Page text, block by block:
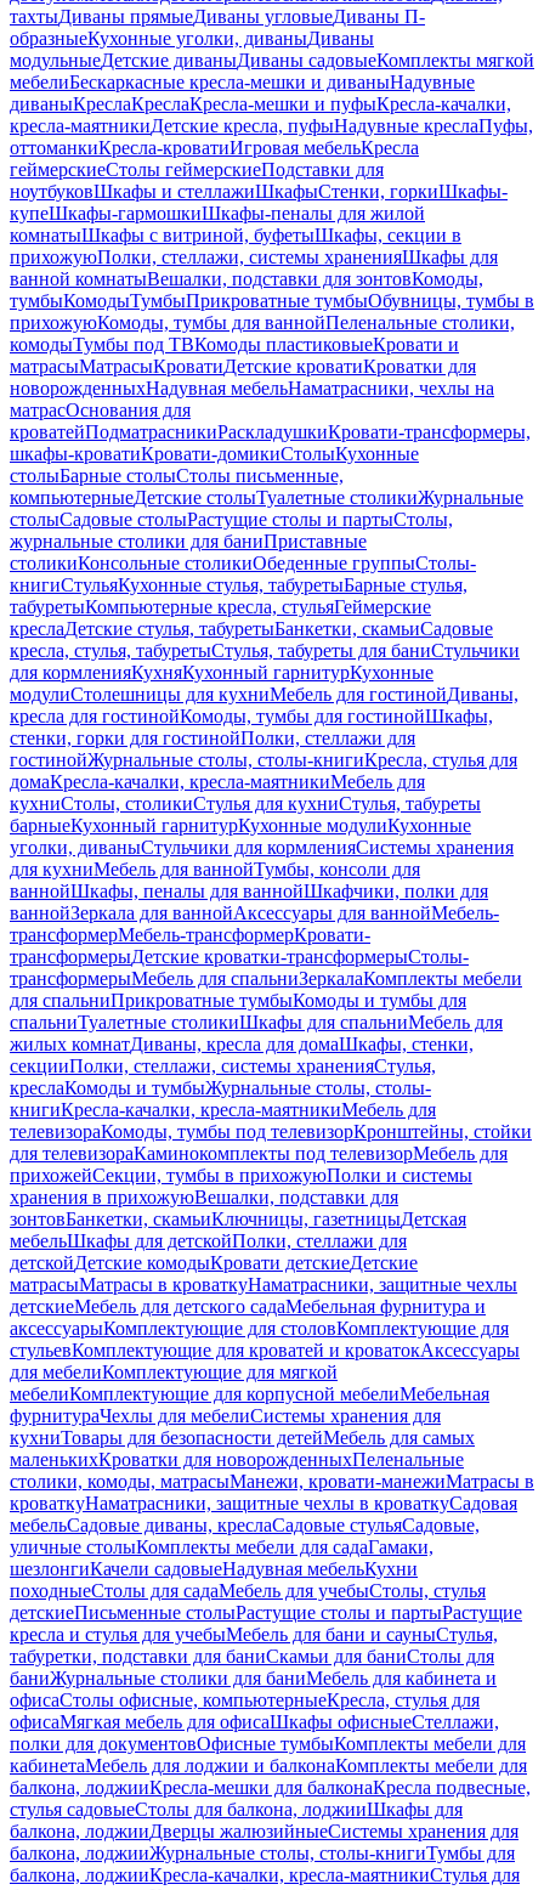
тахтыДиваны прямыеДиваны угловыеДиваны П-
образныеКухонные уголки, диваныДиваны
модульныеДетские диваныДиваны садовыеКомплекты мягкой
мебелиБескаркасные кресла-мешки и диваныНадувные
диваныКреслаКреслаКресла-мешки и пуфыКресла-качалки,
кресла-маятникиДетские кресла, пуфыНадувные креслаПуфы,
оттоманкиКресла-кроватиИгровая мебельКресла
геймерскиеСтолы геймерскиеПодставки для
ноутбуковШкафы и стеллажиШкафыСтенки, горкиШкафы-
купеШкафы-гармошкиШкафы-пеналы для жилой
комнатыШкафы с витриной, буфетыШкафы, секции в
прихожуюПолки, стеллажи, системы храненияШкафы для
ванной комнатыВешалки, подставки для зонтовКомоды,
тумбыКомодыТумбыПрикроватные тумбыОбувницы, тумбы в
прихожуюКомоды, тумбы для ваннойПеленальные столики,
комодыТумбы под ТВКомоды пластиковыеКровати и
матрасыМатрасыКроватиДетские кроватиКроватки для
новорожденныхНадувная мебельНаматрасники, чехлы на
матрасОснования для
кроватейПодматрасникиРаскладушкиКровати-трансформеры,
шкафы-кроватиКровати-домикиСтолыКухонные
столыБарные столыСтолы письменные,
компьютерныеДетские столыТуалетные столикиЖурнальные
столыСадовые столыРастущие столы и партыСтолы,
журнальные столики для баниПриставные
столикиКонсольные столикиОбеденные группыСтолы-
книгиСтульяКухонные стулья, табуретыБарные стулья,
табуретыКомпьютерные кресла, стульяГеймерские
креслаДетские стулья, табуретыБанкетки, скамьиСадовые
кресла, стулья, табуретыСтулья, табуреты для баниСтульчики
для кормленияКухняКухонный гарнитурКухонные
модулиСтолешницы для кухниМебель для гостинойДиваны,
кресла для гостинойКомоды, тумбы для гостинойШкафы,
стенки, горки для гостинойПолки, стеллажи для
гостинойЖурнальные столы, столы-книгиКресла, стулья для
домаКресла-качалки, кресла-маятникиМебель для
кухниСтолы, столикиСтулья для кухниСтулья, табуреты
барныеКухонный гарнитурКухонные модулиКухонные
уголки, диваныСтульчики для кормленияСистемы хранения
для кухниМебель для ваннойТумбы, консоли для
ваннойШкафы, пеналы для ваннойШкафчики, полки для
ваннойЗеркала для ваннойАксессуары для ваннойМебель-
трансформерМебель-трансформерКровати-
трансформерыДетские кроватки-трансформерыСтолы-
трансформерыМебель для спальниЗеркалаКомплекты мебели
для спальниПрикроватные тумбыКомоды и тумбы для
спальниТуалетные столикиШкафы для спальниМебель для
жилых комнатДиваны, кресла для домаШкафы, стенки,
секцииПолки, стеллажи, системы храненияСтулья,
креслаКомоды и тумбыЖурнальные столы, столы-
книгиКресла-качалки, кресла-маятникиМебель для
телевизораКомоды, тумбы под телевизорКронштейны, стойки
для телевизораКаминокомплекты под телевизорМебель для
прихожейСекции, тумбы в прихожуюПолки и системы
хранения в прихожуюВешалки, подставки для
зонтовБанкетки, скамьиКлючницы, газетницыДетская
мебельШкафы для детскойПолки, стеллажи для
детскойДетские комодыКровати детскиеДетские
матрасыМатрасы в кроваткуНаматрасники, защитные чехлы
детскиеМебель для детского садаМебельная фурнитура и
аксессуарыКомплектующие для столовКомплектующие для
стульевКомплектующие для кроватей и кроватокАксессуары
для мебелиКомплектующие для мягкой
мебелиКомплектующие для корпусной мебелиМебельная
фурнитураЧехлы для мебелиСистемы хранения для
кухниТовары для безопасности детейМебель для самых
маленькихКроватки для новорожденныхПеленальные
столики, комоды, матрасыМанежи, кровати-манежиМатрасы в
кроваткуНаматрасники, защитные чехлы в кроваткуСадовая
мебельСадовые диваны, креслаСадовые стульяСадовые,
уличные столыКомплекты мебели для садаГамаки,
шезлонгиКачели садовыеНадувная мебельКухни
походныеСтолы для садаМебель для учебыСтолы, стулья
детскиеПисьменные столыРастущие столы и партыРастущие
кресла и стулья для учебыМебель для бани и сауныСтулья,
табуретки, подставки для баниСкамьи для баниСтолы для
баниЖурнальные столики для баниМебель для кабинета и
офисаСтолы офисные, компьютерныеКресла, стулья для
офисаМягкая мебель для офисаШкафы офисныеСтеллажи,
полки для документовОфисные тумбыКомплекты мебели для
кабинетаМебель для лоджии и балконаКомплекты мебели для
балкона, лоджииКресла-мешки для балконаКресла подвесные,
стулья садовыеСтолы для балкона, лоджииШкафы для
балкона, лоджииДверцы жалюзийныеСистемы хранения для
балкона, лоджииЖурнальные столы, столы-книгиТумбы для
балкона, лоджииКресла-качалки, кресла-маятникиСтулья для